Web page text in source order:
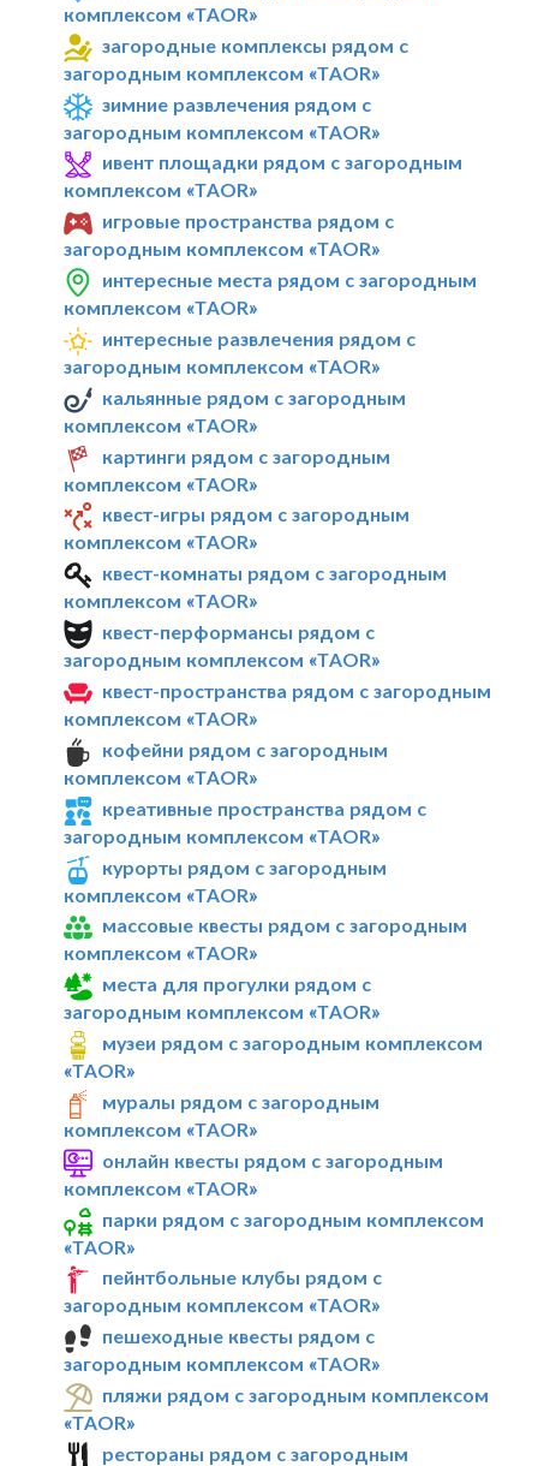
комплексом «TAOR»
загородные комплексы рядом с
загородным комплексом «TAOR»
зимние развлечения рядом с
загородным комплексом «TAOR»
ивент площадки рядом с загородным
комплексом «TAOR»
игровые пространства рядом с
загородным комплексом «TAOR»
интересные места рядом с загородным
комплексом «TAOR»
интересные развлечения рядом с
загородным комплексом «TAOR»
кальянные рядом с загородным
комплексом «TAOR»
картинги рядом с загородным
комплексом «TAOR»
квест-игры рядом с загородным
комплексом «TAOR»
квест-комнаты рядом с загородным
комплексом «TAOR»
квест-перформансы рядом с
загородным комплексом «TAOR»
квест-пространства рядом с загородным
комплексом «TAOR»
кофейни рядом с загородным
комплексом «TAOR»
креативные пространства рядом с
загородным комплексом «TAOR»
курорты рядом с загородным
комплексом «TAOR»
массовые квесты рядом с загородным
комплексом «TAOR»
места для прогулки рядом с
загородным комплексом «TAOR»
музеи рядом с загородным комплексом
«TAOR»
муралы рядом с загородным
комплексом «TAOR»
онлайн квесты рядом с загородным
комплексом «TAOR»
парки рядом с загородным комплексом
«TAOR»
пейнтбольные клубы рядом с
загородным комплексом «TAOR»
пешеходные квесты рядом с
загородным комплексом «TAOR»
пляжи рядом с загородным комплексом
«TAOR»
рестораны рядом с загородным